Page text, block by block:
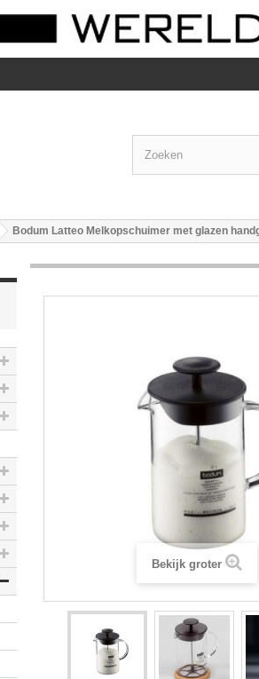
Bodum Latteo Melkopschuimer met glazen
Bekijk groter